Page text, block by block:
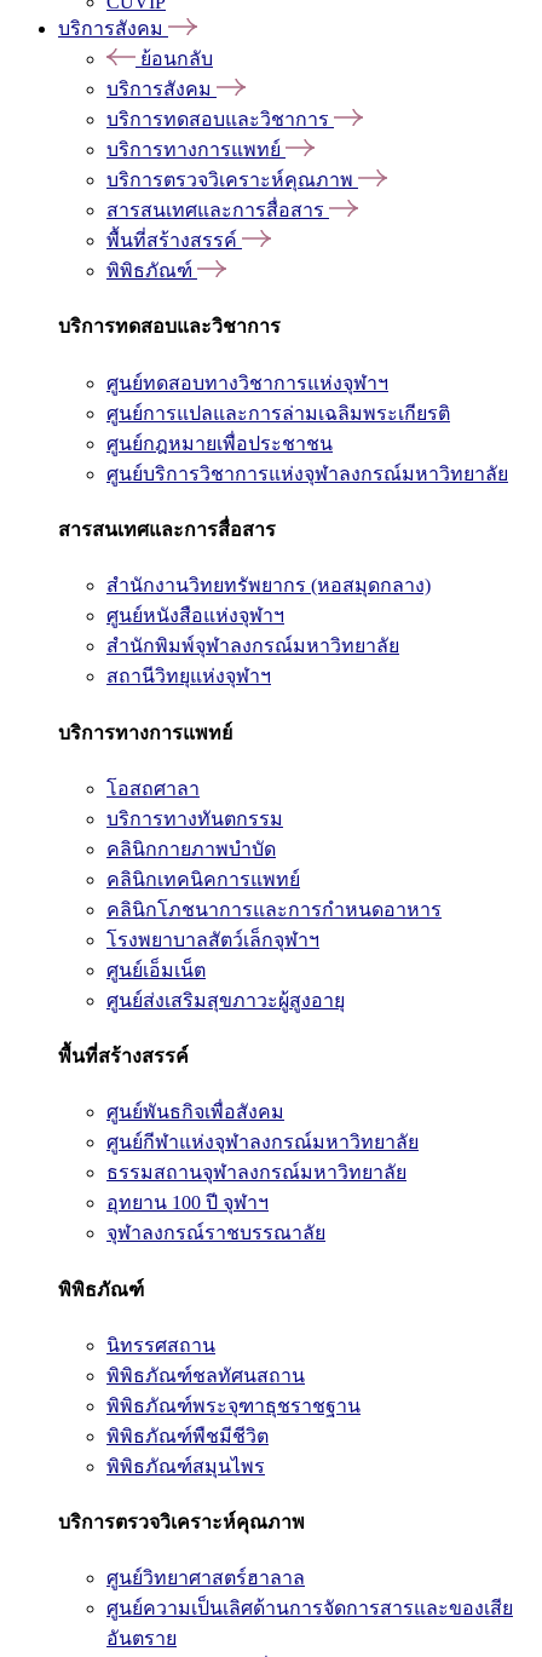
บริการสังคม
ย้อนกลับ
บริการสังคม
บริการทดสอบและวิชาการ
บริการทางการแพทย์
บริการตรวจวิเคราะห์คุณภาพ
สารสนเทศและการสื่อสาร
พื้นที่สร้างสรรค์
พิพิธภัณฑ์
บริการทดสอบและวิชาการ
ศูนย์ทดสอบทางวิชาการแห่งจุฬาฯ
ศูนย์การแปลและการล่ามเฉลิมพระเกียรติ
ศูนย์กฎหมายเพื่อประชาชน
ศูนย์บริการวิชาการแห่งจุฬาลงกรณ์มหาวิทยาลัย
สารสนเทศและการสื่อสาร
สำนักงานวิทยทรัพยากร (หอสมุดกลาง)
ศูนย์หนังสือแห่งจุฬาฯ
สำนักพิมพ์จุฬาลงกรณ์มหาวิทยาลัย
สถานีวิทยุแห่งจุฬาฯ
บริการทางการแพทย์
โอสถศาลา
บริการทางทันตกรรม
คลินิกกายภาพบำบัด
คลินิกเทคนิคการแพทย์
คลินิกโภชนาการและการกำหนดอาหาร
โรงพยาบาลสัตว์เล็กจุฬาฯ
ศูนย์เอ็มเน็ต
ศูนย์ส่งเสริมสุขภาวะผู้สูงอายุ
พื้นที่สร้างสรรค์
ศูนย์พันธกิจเพื่อสังคม
ศูนย์กีฬาแห่งจุฬาลงกรณ์มหาวิทยาลัย
ธรรมสถานจุฬาลงกรณ์มหาวิทยาลัย
อุทยาน 100 ปี จุฬาฯ
จุฬาลงกรณ์ราชบรรณาลัย
พิพิธภัณฑ์
นิทรรศสถาน
พิพิธภัณฑ์ชลทัศนสถาน
พิพิธภัณฑ์พระจุฑาธุชราชฐาน
พิพิธภัณฑ์พืชมีชีวิต
พิพิธภัณฑ์สมุนไพร
บริการตรวจวิเคราะห์คุณภาพ
ศูนย์วิทยาศาสตร์ฮาลาล
ศูนย์ความเป็นเลิศด้านการจัดการสารและของเสีย
อันตราย